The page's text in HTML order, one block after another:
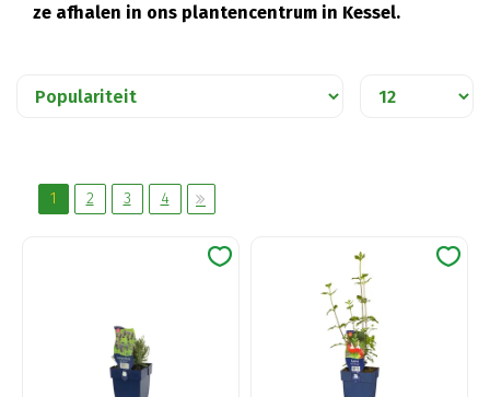
ze afhalen in ons plantencentrum in Kessel.
1 2 3 4